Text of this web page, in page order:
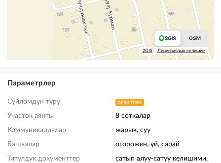
2GIS Лицензиялык келишим
Параметрлер
Сүйлөмдүн түрү агенттен
Участок аянты 8 соткалар
Коммуникациялар жарык, суу
Башкалар огорожен, үй, сарай
Титулдук документтер
сатып алуу-сатуу келишими,